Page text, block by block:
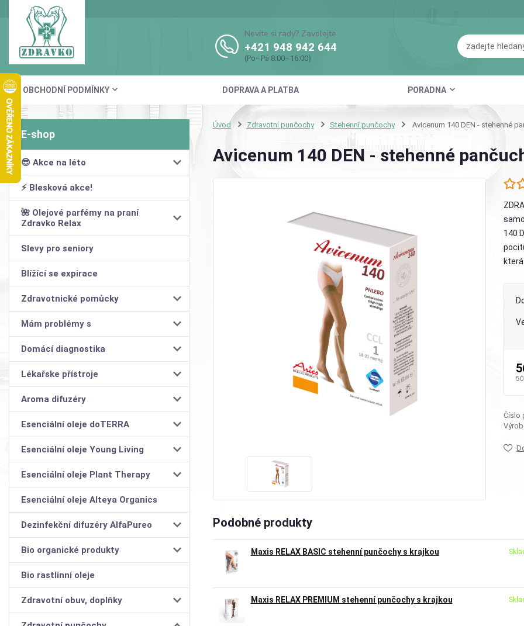
OBCHODNÍ PODMÍNKY DOPRAVA A PLATBA PORADNA
Nevíte si rady? Zavolejte.
+421 948 942 644
(Po–Pá 8:00–16:00)
😎 Akce na léto
⚡ Blesková akce!
🌺 Olejové parfémy na praní
Zdravko Relax
Slevy pro seniory
Blížící se expirace
Zdravotnické pomůcky
Mám problémy s
Domácí diagnostika
Lékařske přístroje
Aroma difuzéry
Esenciální oleje doTERRA
Esenciální oleje Young Living
Esenciální oleje Plant Therapy
Esenciální oleje Alteya Organics
Dezinfekční difuzéry AlfaPureo
Bio organické produkty
Bio rastlinní oleje
Zdravotní obuv, doplňky
Úvod Zdravotní punčochy Stehenní punčochy Avicenum 140 DEN - stehenné
Avicenum 140 DEN - stehenné
140
Číslo
Podobné produkty
Maxis RELAX BASIC stehenní punčochy s krajkou
Maxis RELAX PREMIUM stehenní punčochy s krajkou